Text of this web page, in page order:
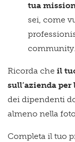
tua
sei, come
community.
Ricorda che il
sull’azienda
dei dipendenti
almeno nella
Completa il tuo